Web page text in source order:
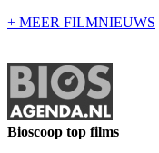
+ MEER FILMNIEUWS
Bioscoop top films